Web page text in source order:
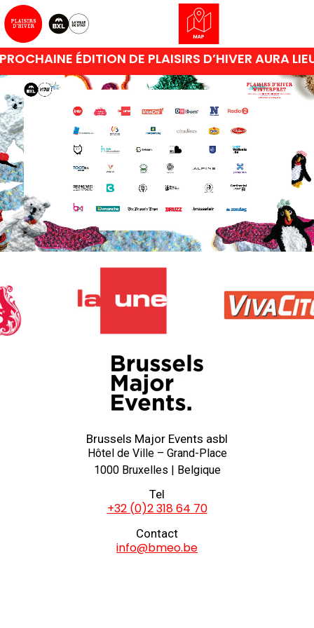
ÉDITION DE PLAISIRS D’HIVER AURA
Brussels Major Events asbl
Hôtel de Ville – Grand-Place
1000 Bruxelles | Belgique
Tel
+32 (0)2 318 64 70
Contact
info@bmeo.be